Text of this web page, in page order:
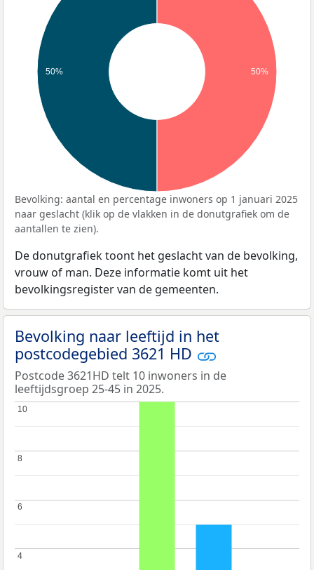
50% 50%
Bevolking: aantal en percentage inwoners op 1 januari 2025
naar geslacht (klik op de vlakken in de donutgrafiek om de
aantallen te zien).
De donutgrafiek toont het geslacht van de bevolking,
vrouw of man. Deze informatie komt uit het
bevolkingsregister van de gemeenten.
Bevolking naar leeftijd in het
postcodegebied 3621 HD
Postcode 3621HD telt 10 inwoners in de
leeftijdsgroep 25-45 in 2025.
4
4
6
6
8
8
10
10